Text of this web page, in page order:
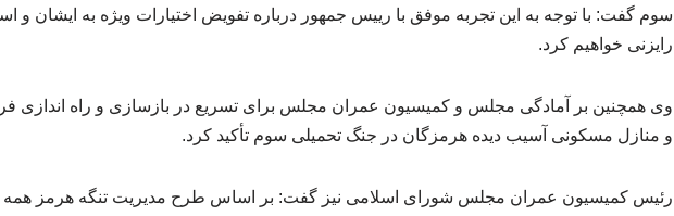
سوم گفت: با توجه به این تجربه موفق با رییس جمهور درباره تفویض اختیارات ویژه به ایشان و
رایزنی خواهیم کرد.
وی همچنین بر آمادگی مجلس و کمیسیون عمران مجلس برای تسریع در بازسازی و راه اندازی
و منازل مسکونی آسیب دیده هرمزگان در جنگ تحمیلی سوم تأکید کرد.
رئیس کمیسیون عمران مجلس شورای اسلامی نیز گفت: بر اساس طرح مدیریت تنگه هرمز